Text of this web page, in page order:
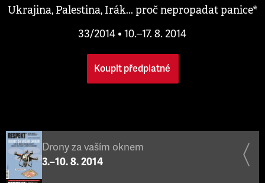
33/2014 • 10.–17. 8. 2014
Ukrajina, Palestina, Irák... proč nepropadat panice*
Koupit předplatné
Drony za vaším oknem
3.–10. 8. 2014